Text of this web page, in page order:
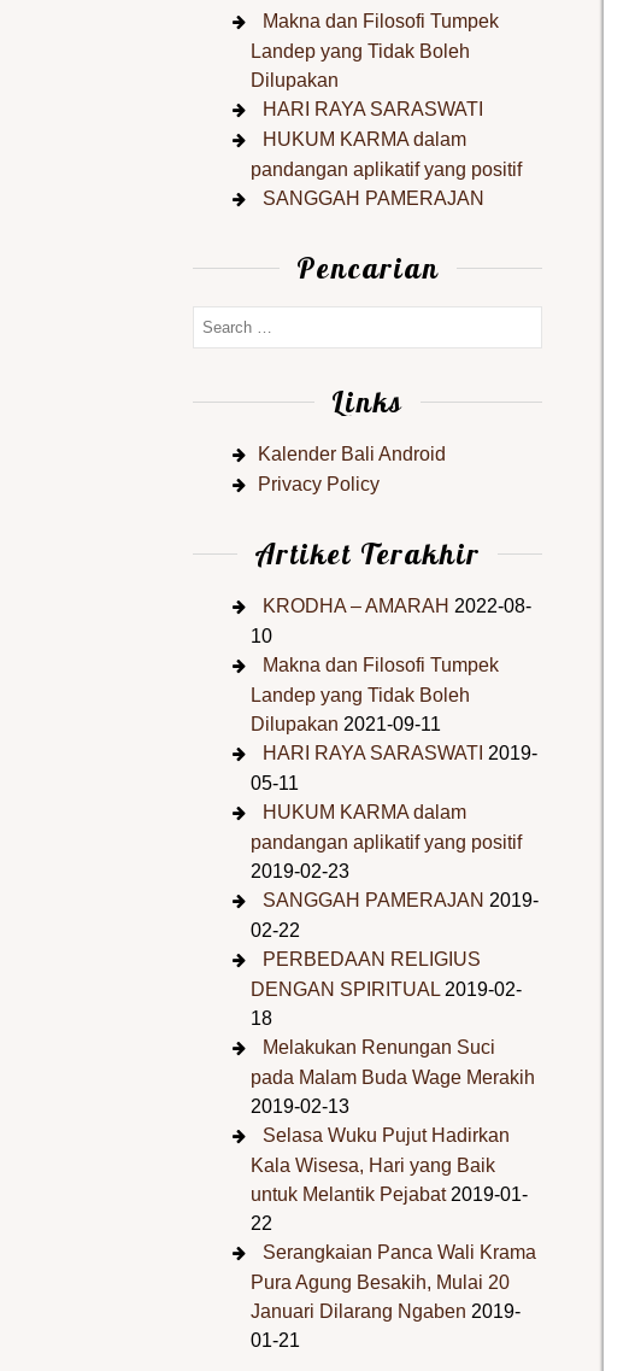
Makna dan Filosofi Tumpek
Landep yang Tidak Boleh
Dilupakan
HARI RAYA SARASWATI
HUKUM KARMA dalam
pandangan aplikatif yang positif
SANGGAH PAMERAJAN
Pencarian
Links
Kalender Bali Android
Privacy Policy
Artiket Terakhir
KRODHA – AMARAH 2022-08-
10
Makna dan Filosofi Tumpek
Landep yang Tidak Boleh
Dilupakan 2021-09-11
HARI RAYA SARASWATI 2019-
05-11
HUKUM KARMA dalam
pandangan aplikatif yang positif
2019-02-23
SANGGAH PAMERAJAN 2019-
02-22
PERBEDAAN RELIGIUS
DENGAN SPIRITUAL 2019-02-
18
Melakukan Renungan Suci
pada Malam Buda Wage Merakih
2019-02-13
Selasa Wuku Pujut Hadirkan
Kala Wisesa, Hari yang Baik
untuk Melantik Pejabat 2019-01-
22
Serangkaian Panca Wali Krama
Pura Agung Besakih, Mulai 20
Januari Dilarang Ngaben 2019-
01-21